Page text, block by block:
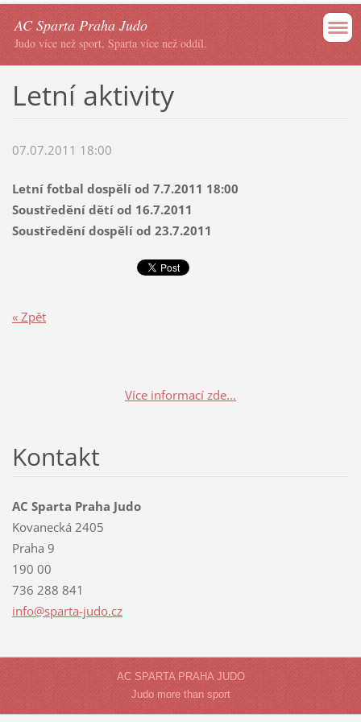
AC Sparta Praha Judo
Judo více než sport, Sparta více než oddíl.
Letní aktivity
07.07.2011 18:00
Letní fotbal dospělí od 7.7.2011 18:00
Soustředění dětí od 16.7.2011
Soustředění dospělí od 23.7.2011
« Zpět
Více informací zde...
Kontakt
AC Sparta Praha Judo
Kovanecká 2405
Praha 9
190 00
736 288 841
info@sparta-judo.cz
AC SPARTA PRAHA JUDO
Judo more than sport